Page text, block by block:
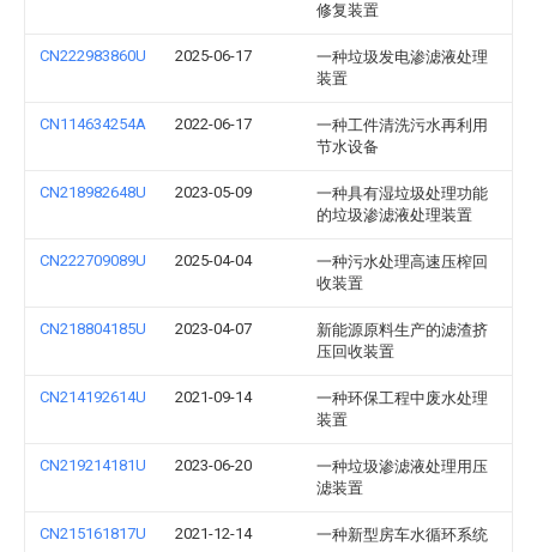
修复装置
CN222983860U 2025-06-17
一种垃圾发电渗滤液处理
装置
CN114634254A 2022-06-17
一种工件清洗污水再利用
节水设备
CN218982648U 2023-05-09
一种具有湿垃圾处理功能
的垃圾渗滤液处理装置
CN222709089U 2025-04-04
一种污水处理高速压榨回
收装置
CN218804185U 2023-04-07
新能源原料生产的滤渣挤
压回收装置
CN214192614U 2021-09-14
一种环保工程中废水处理
装置
CN219214181U 2023-06-20
一种垃圾渗滤液处理用压
滤装置
CN215161817U 2021-12-14 一种新型房车水循环系统